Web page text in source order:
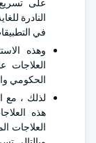
على
النادرة
في
وهذه
العلاجات
الحكومي
لذلك ، مع
هذه
العلاجات